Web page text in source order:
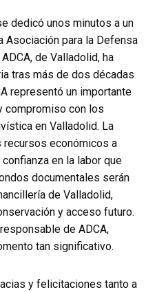
dedicó unos minutos a un
Asociación para la Defensa
de Valladolid, ha
tras más de dos décadas
representó un importante
compromiso con los
en Valladolid. La
recursos económicos a
en la labor que
documentales serán
de Valladolid,
y acceso futuro.
de ADCA,
tan significativo.
y felicitaciones tanto a